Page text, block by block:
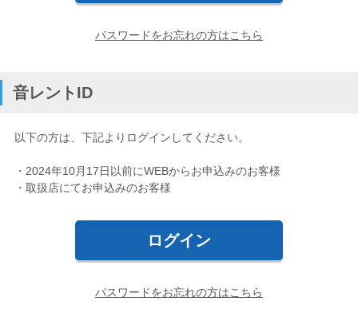
セフィーネNS MCプラン
簡易防音室 DIY.M
パスワードをお忘れの方はこちら
音レントID
以下の方は、下記よりログインしてください。
・2024年10月17日以前にWEBからお申込みのお客様
・取扱店にてお申込みのお客様
パスワードをお忘れの方はこちら